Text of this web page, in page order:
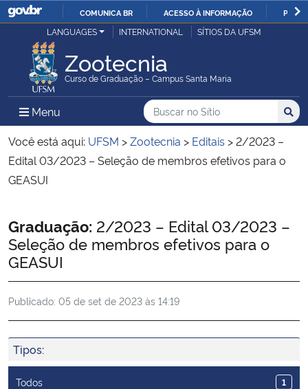
IR
O
COMUNICA BR ACESSO À INFORMAÇÃO
Ministério da Justiça e Segurança Pública
Ministério da Defesa
Ministério das Relações Exteriores
Ministério da Economia
Ministério da Agricultura, Pecuária e Abastecimento
Ministério da Educação
Ministério da Cidadania
Ministério da Saúde
LANGUAGES INTERNATIONAL SÍTIOS DA UFSM
Zootecnia
Curso de Graduação – Campus Santa Maria
Menu Menu Principal do Sítio
Busca
Buscar no no Sítio
Busca:
Você está aqui: UFSM >Zootecnia > Editais >2/2023 –
Edital 03/2023 – Seleção de membros efetivos para o
GEASUI
Início do conteúdo
Graduação: 2/2023 – Edital 03/2023 –
Seleção de membros efetivos para o
GEASUI
Publicado: 05 de set de 2023 às 14:19
Tipos:
Todos 1